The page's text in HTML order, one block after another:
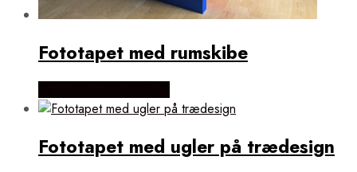
Fototapet med rumskibe
Fototapet med ugler på trædesign